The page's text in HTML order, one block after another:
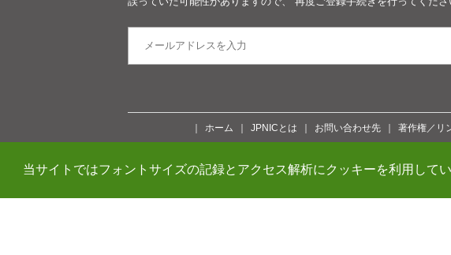
当サイトではフォントサイズの記録とアクセス解析にクッキーを利用してい
ホーム JPNICとは お問い合わせ先 著作権／リ